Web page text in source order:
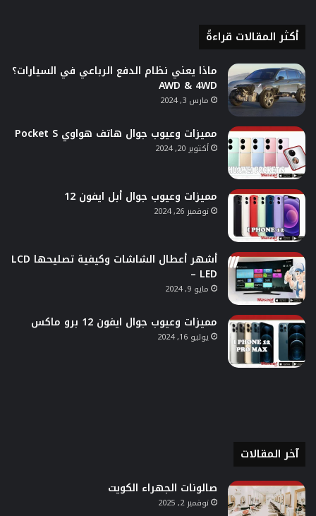
أكثر المقالات قراءةً
ماذا يعني نظام الدفع الرباعي في السيارات؟
AWD & 4WD
مارس 3, 2024
مميزات وعيوب جوال هاتف هواوي Pocket S
أكتوبر 20, 2024
مميزات وعيوب جوال أبل ايفون 12
نوفمبر 26, 2024
أشهر أعطال الشاشات وكيفية تصليحها LCD
– LED
مايو 9, 2024
مميزات وعيوب جوال ايفون 12 برو ماكس
يوليو 16, 2024
آخر المقالات
صالونات الجهراء الكويت
نوفمبر 2, 2025